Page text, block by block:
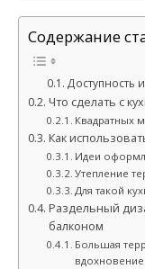
Содержание
Доступность
Что сделать с
Квадратных
Как
Идеи
Утепление
Для такой
Раздельный
балконом
Большая
вдохновение